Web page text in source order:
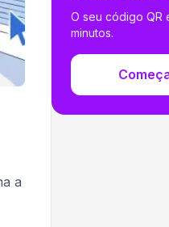
a
O seu código QR
minutos.